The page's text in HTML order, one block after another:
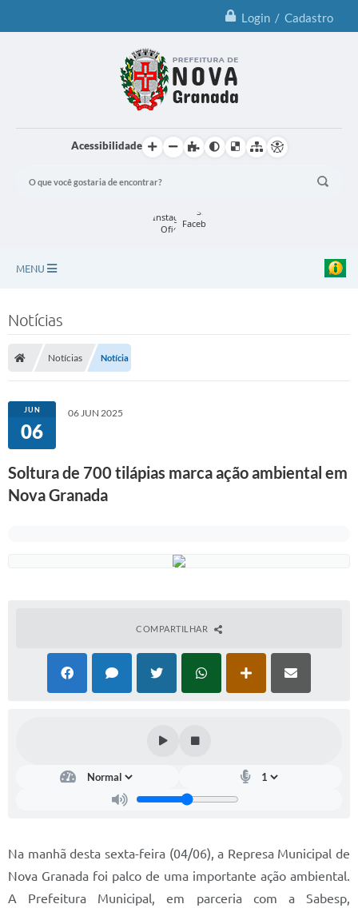
Login / Cadastro
Acessibilidade
MENU
Secretarias
BUSCA DE CEP
Holerite On-line
Memorial de Nova Granada
Formulários
Notícias
Notícias Notícia
JUN
06
06 JUN 2025
Soltura de 700 tilápias marca ação ambiental em
Nova Granada
COMPARTILHAR
Na manhã desta sexta-feira (04/06), a Represa Municipal de
Nova Granada foi palco de uma importante ação ambiental.
A Prefeitura Municipal, em parceria com a Sabesp,